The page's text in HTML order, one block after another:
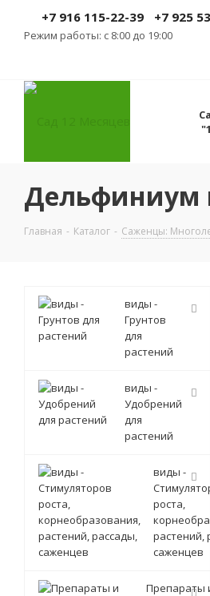
+7 916 115-22-39 +7 925
Режим работы: с 8:00 до 19:00
Дельфиниум
Главная - Каталог - Саженцы:
виды -
Грунтов
для
растений
виды -
Удобрений
для
растений
виды -
роста,
растений,
саженцев
Препараты